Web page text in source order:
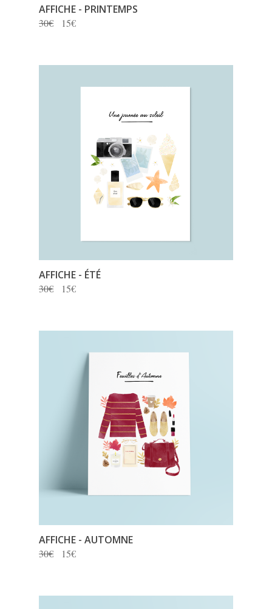
AFFICHE - PRINTEMPS
30€ 15€
AFFICHE - ÉTÉ
30€ 15€
AFFICHE - AUTOMNE
30€ 15€